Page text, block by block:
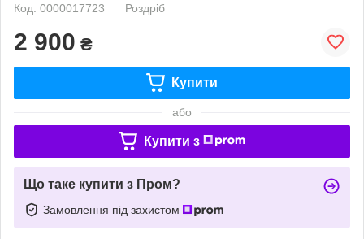
Код: 0000017723
Роздріб
2 900 ₴
Купити
або
Купити з
Що таке купити з Пром?
Замовлення під захистом